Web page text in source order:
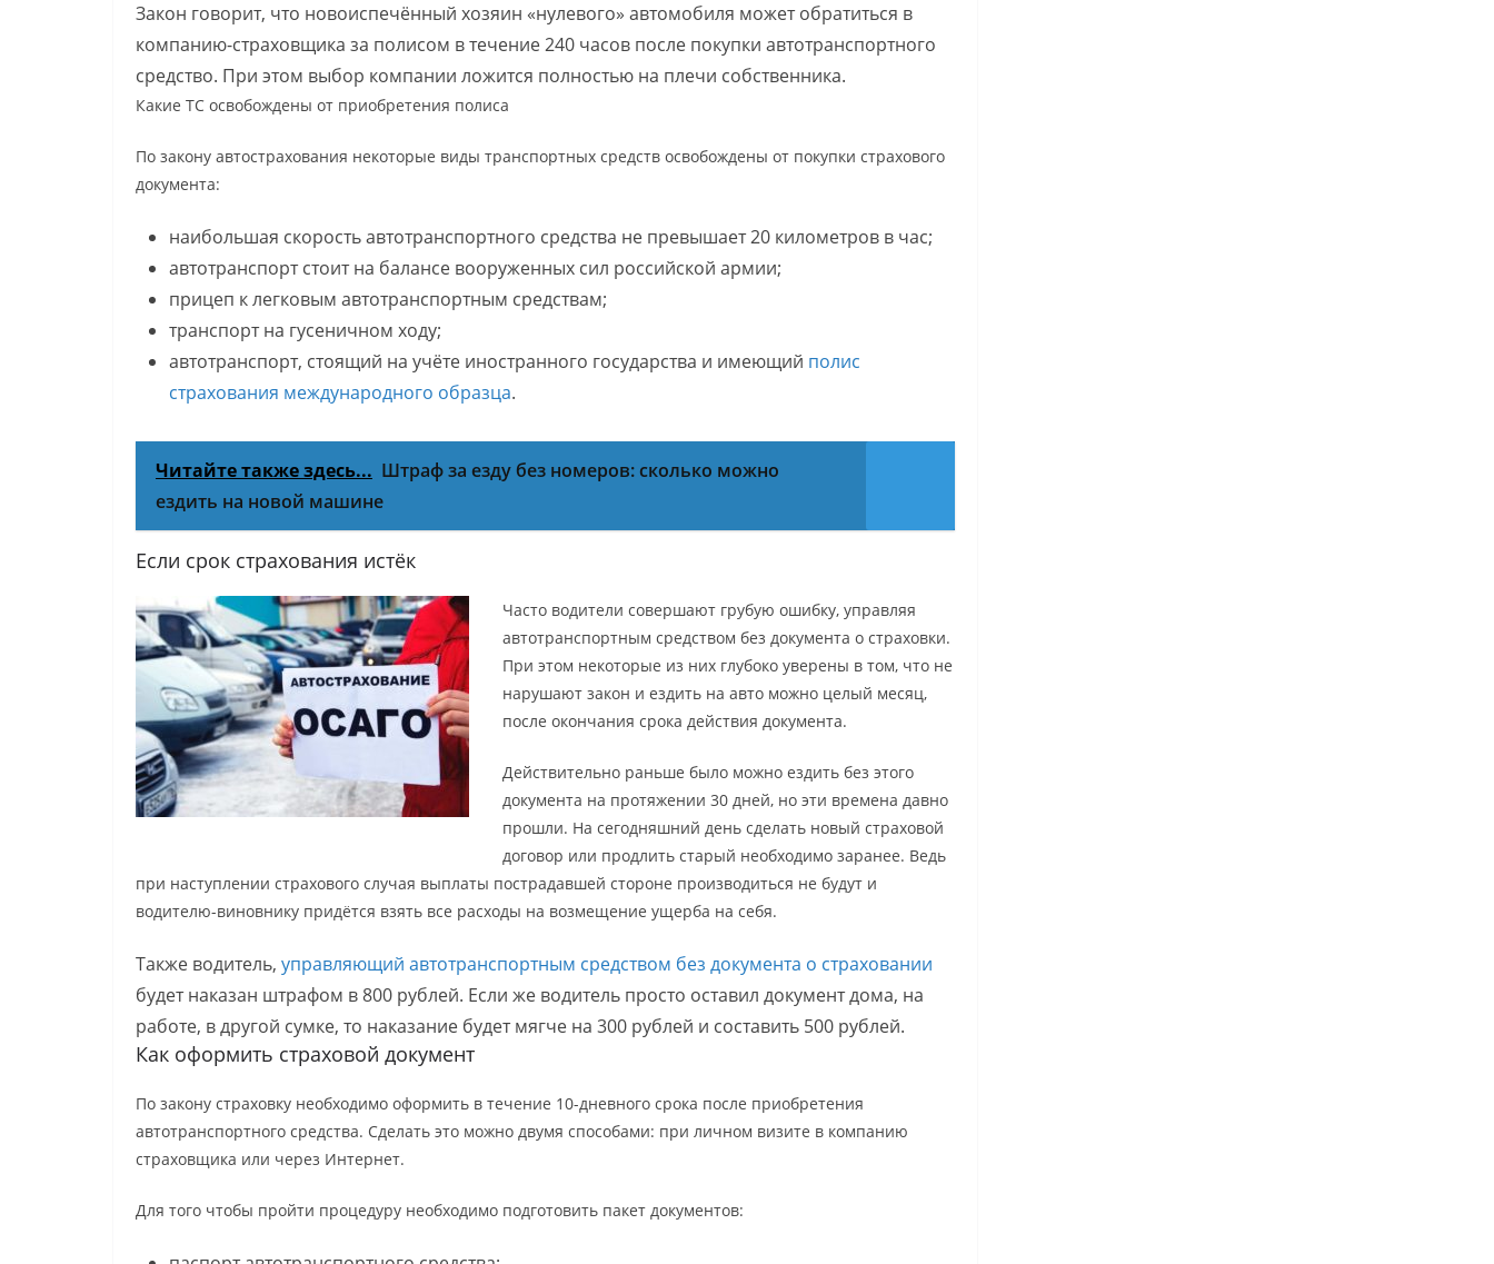
Закон говорит, что новоиспечённый хозяин «нулевого» автомобиля может обратиться в
компанию-страховщика за полисом в течение 240 часов после покупки автотранспортного
средство. При этом выбор компании ложится полностью на плечи собственника.
Какие ТС освобождены от приобретения полиса
По закону автострахования некоторые виды транспортных средств освобождены от покупки страхового
документа:
наибольшая скорость автотранспортного средства не превышает 20 километров в час;
автотранспорт стоит на балансе вооруженных сил российской армии;
прицеп к легковым автотранспортным средствам;
транспорт на гусеничном ходу;
автотранспорт, стоящий на учёте иностранного государства и имеющий полис
страхования международного образца.
Читайте также здесь... Штраф за езду без номеров: сколько можно
ездить на новой машине
Если срок страхования истёк
Часто водители совершают грубую ошибку, управляя
автотранспортным средством без документа о страховки.
При этом некоторые из них глубоко уверены в том, что не
нарушают закон и ездить на авто можно целый месяц,
после окончания срока действия документа.
Действительно раньше было можно ездить без этого
документа на протяжении 30 дней, но эти времена давно
прошли. На сегодняшний день сделать новый страховой
договор или продлить старый необходимо заранее. Ведь
при наступлении страхового случая выплаты пострадавшей стороне производиться не будут и
водителю-виновнику придётся взять все расходы на возмещение ущерба на себя.
Также водитель, управляющий автотранспортным средством без документа о страховании
будет наказан штрафом в 800 рублей. Если же водитель просто оставил документ дома, на
работе, в другой сумке, то наказание будет мягче на 300 рублей и составить 500 рублей.
Как оформить страховой документ
По закону страховку необходимо оформить в течение 10-дневного срока после приобретения
автотранспортного средства. Сделать это можно двумя способами: при личном визите в компанию
страховщика или через Интернет.
Для того чтобы пройти процедуру необходимо подготовить пакет документов: